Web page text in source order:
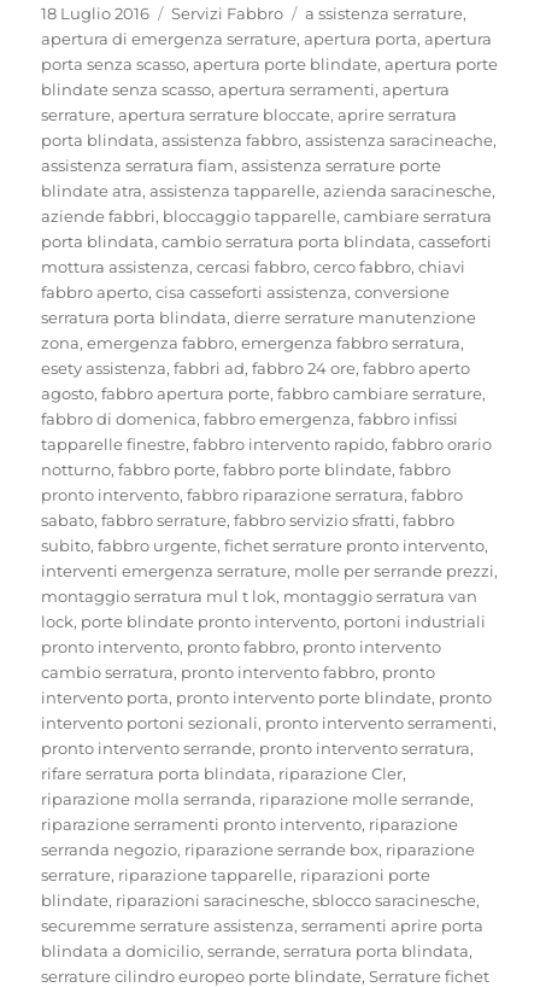
Pubblicato
il
18 Luglio 2016 Categorie
Servizi Fabbro Tag
a ssistenza serrature,
apertura di emergenza serrature,apertura porta,apertura
porta senza scasso,apertura porte blindate,apertura porte
blindate senza scasso,apertura serramenti,apertura
serrature,apertura serrature bloccate,aprire serratura
porta blindata,assistenza fabbro,assistenza saracineache,
assistenza serratura fiam,assistenza serrature porte
blindate atra,assistenza tapparelle,azienda saracinesche,
aziende fabbri, bloccaggio tapparelle,cambiare serratura
porta blindata,cambio serratura porta blindata,casseforti
mottura assistenza,cercasi fabbro,cerco fabbro,chiavi
fabbro aperto,cisa casseforti assistenza,conversione
serratura porta blindata,dierre serrature manutenzione
zona,emergenza fabbro,emergenza fabbro serratura,
esety assistenza,fabbri ad,fabbro 24 ore,fabbro aperto
agosto,fabbro apertura porte,fabbro cambiare serrature,
fabbro di domenica,fabbro emergenza,fabbro infissi
tapparelle finestre,fabbro intervento rapido,fabbro orario
notturno,fabbro porte,fabbro porte blindate,fabbro
pronto intervento,fabbro riparazione serratura,fabbro
sabato,fabbro serrature,fabbro servizio sfratti,fabbro
subito,fabbro urgente,fichet serrature pronto intervento,
interventi emergenza serrature, molle per serrande prezzi,
montaggio serratura mul t lok, montaggio serratura van
lock, porte blindate pronto intervento, portoni industriali
pronto intervento, pronto fabbro, pronto intervento
cambio serratura, pronto intervento fabbro, pronto
intervento porta, pronto intervento porte blindate, pronto
intervento portoni sezionali, pronto intervento serramenti,
pronto intervento serrande, pronto intervento serratura,
rifare serratura porta blindata, riparazione Cler,
riparazione molla serranda, riparazione molle serrande,
riparazione serramenti pronto intervento, riparazione
serranda negozio, riparazione serrande box, riparazione
serrature, riparazione tapparelle, riparazioni porte
blindate, riparazioni saracinesche,sblocco saracinesche,
securemme serrature assistenza,serramenti aprire porta
blindata a domicilio,serrande,serratura porta blindata,
serrature cilindro europeo porte blindate,Serrature fichet